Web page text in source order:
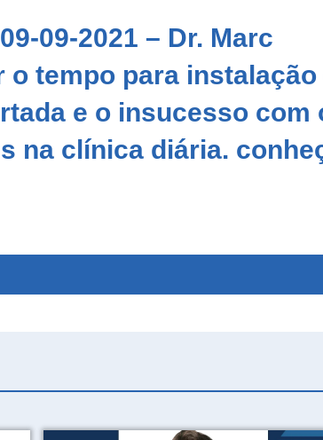
09-2021 – Dr. Marc
o tempo para instalação
e o insucesso com
na clínica diária.